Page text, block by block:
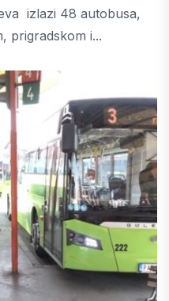
izlazi 48 autobusa,
prigradskom i...